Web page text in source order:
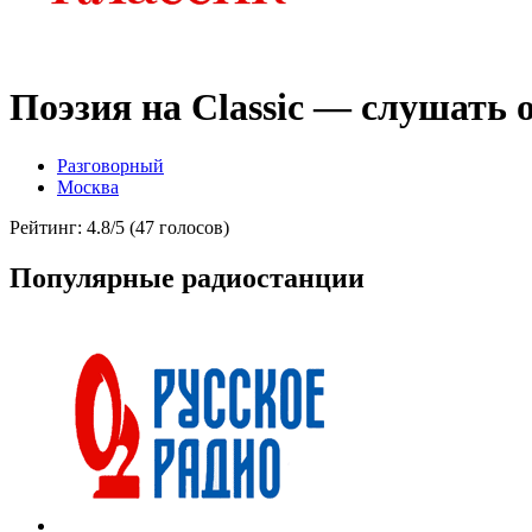
Поэзия на Classic — слушать
Разговорный
Москва
Рейтинг: 4.8/5 (47 голосов)
Популярные радиостанции